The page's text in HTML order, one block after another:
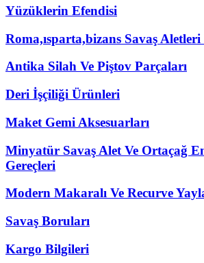
Yüzüklerin Efendisi
Roma,ısparta,bizans Savaş Aletleri
Antika Silah Ve Piştov Parçaları
Deri İşçiliği Ürünleri
Maket Gemi Aksesuarları
Minyatür Savaş Alet Ve Ortaçağ
Gereçleri
Modern Makaralı Ve Recurve
Savaş Boruları
Kargo Bilgileri